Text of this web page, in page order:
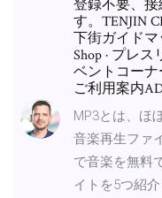
登録不要、
す。TENJIN
下街ガイドマ
Shop · プレス
ベントコーナ
ご利用案内
MP3とは、ほ
音楽再生ファ
で音楽を無料
イトを5つ紹